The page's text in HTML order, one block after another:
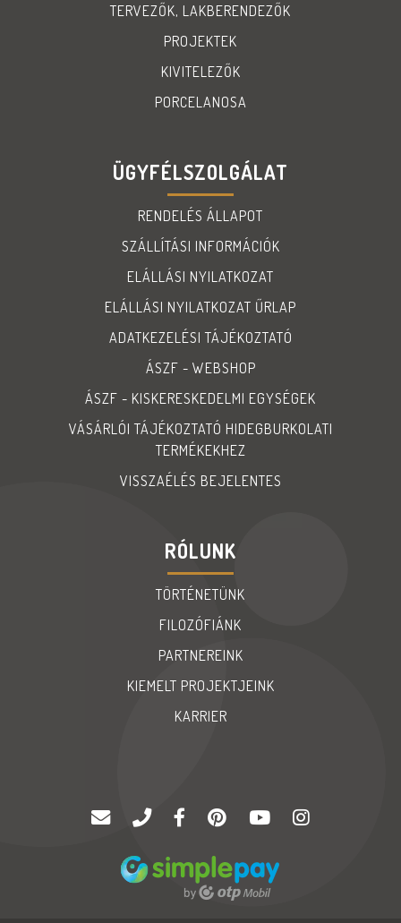
TERVEZŐK, LAKBERENDEZŐK
PROJEKTEK
KIVITELEZŐK
PORCELANOSA
ÜGYFÉLSZOLGÁLAT
RENDELÉS ÁLLAPOT
SZÁLLÍTÁSI INFORMÁCIÓK
ELÁLLÁSI NYILATKOZAT
ELÁLLÁSI NYILATKOZAT ŰRLAP
ADATKEZELÉSI TÁJÉKOZTATÓ
ÁSZF - WEBSHOP
ÁSZF - KISKERESKEDELMI EGYSÉGEK
VÁSÁRLÓI TÁJÉKOZTATÓ HIDEGBURKOLATI
TERMÉKEKHEZ
VISSZAÉLÉS BEJELENTES
RÓLUNK
TÖRTÉNETÜNK
FILOZÓFIÁNK
PARTNEREINK
KIEMELT PROJEKTJEINK
KARRIER